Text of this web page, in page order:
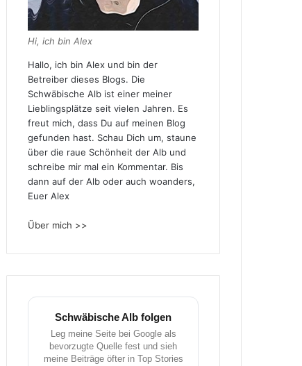
Hi, ich bin Alex
Hallo, ich bin Alex und bin der
Betreiber dieses Blogs. Die
Schwäbische Alb ist einer meiner
Lieblingsplätze seit vielen Jahren. Es
freut mich, dass Du auf meinen Blog
gefunden hast. Schau Dich um, staune
über die raue Schönheit der Alb und
schreibe mir mal ein Kommentar. Bis
dann auf der Alb oder auch woanders,
Euer Alex
Über mich >>
Schwäbische Alb folgen
Leg meine Seite bei Google als
bevorzugte Quelle fest und sieh
meine Beiträge öfter in Top Stories